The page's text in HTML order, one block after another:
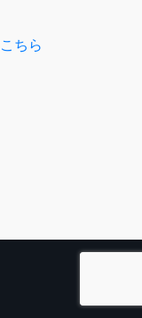
こちら